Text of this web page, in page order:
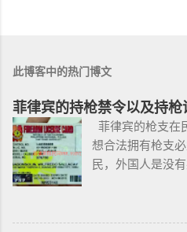
此博客中的热门博文
菲律宾的持枪禁令以及持枪
菲律宾的枪支在
想合法拥有枪支
民，外国人是没
格，例如，枪支
局的枪支和爆炸